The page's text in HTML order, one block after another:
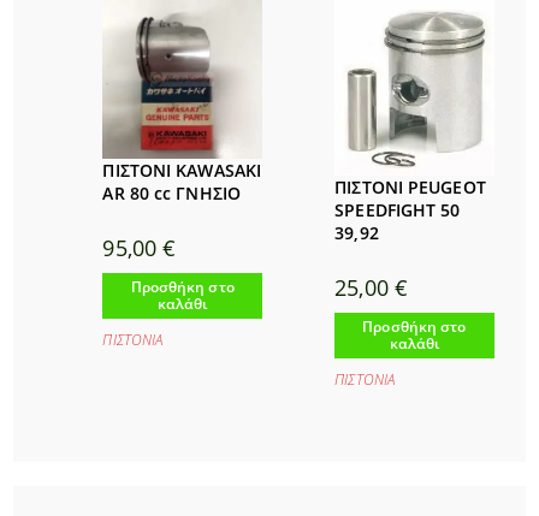
ΠΙΣΤΟΝΙ KAWASAKI
AR 80 cc ΓΝΗΣΙΟ
95,00€
Προσθήκη στο
καλάθι
ΠΙΣΤΟΝΙΑ
ΠΙΣΤΟΝΙ PEUGEOT
SPEEDFIGHT 50
39,92
25,00 €
Προσθήκη στο
καλάθι
ΠΙΣΤΟΝΙΑ